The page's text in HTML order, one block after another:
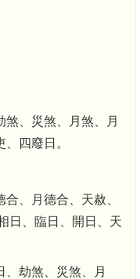
、災煞、月煞、月
四廢日。
、月德合、天赦、
日、臨日、開日、天
、劫煞、災煞、月